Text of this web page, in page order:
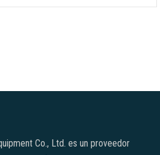
Co., Ltd. es un proveedor